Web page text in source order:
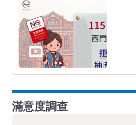
滿意度調查